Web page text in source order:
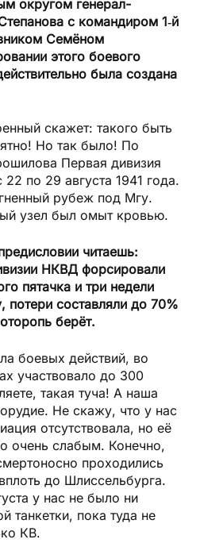
округом генерал-
с командиром 1‑й
Семёном
этого боевого
была создана
скажет: такого быть
Но так было! По
Первая дивизия
по 29 августа 1941 года.
рубеж под Мгу.
узел был омыт кровью.
читаешь:
НКВД форсировали
пятачка и три недели
составляли до 70%
берёт.
боевых действий, во
участвовало до 300
такая туча! А наша
Не скажу, что у нас
отсутствовала, но её
очень слабым. Конечно,
проходились
до Шлиссельбурга.
у нас не было ни
танкетки, пока туда не
КВ.